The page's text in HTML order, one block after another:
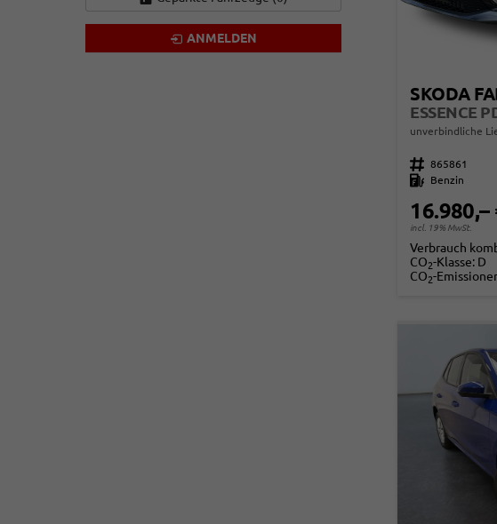
SKODA
ESSENCE
unverbindliche
Fahrzeugnr. 865861
Kraftstoff
Benzin
16.980,–
incl. 19% MwSt.
Verbrauch
CO2-Klasse: D
CO2-
ANMELDEN